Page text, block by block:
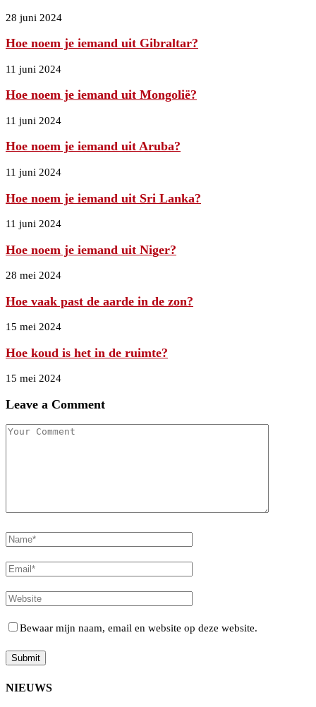
28 juni 2024
Hoe noem je iemand uit Gibraltar?
11 juni 2024
Hoe noem je iemand uit Mongolië?
11 juni 2024
Hoe noem je iemand uit Aruba?
11 juni 2024
Hoe noem je iemand uit Sri Lanka?
11 juni 2024
Hoe noem je iemand uit Niger?
28 mei 2024
Hoe vaak past de aarde in de zon?
15 mei 2024
Hoe koud is het in de ruimte?
15 mei 2024
Leave a Comment
Bewaar mijn naam, email en website op deze website.
NIEUWS